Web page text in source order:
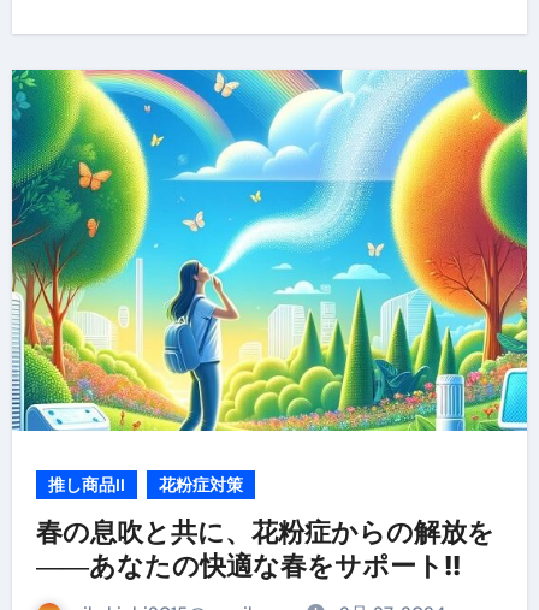
推し商品II 花粉症対策
春の息吹と共に、花粉症からの解放を
――あなたの快適な春をサポート!!